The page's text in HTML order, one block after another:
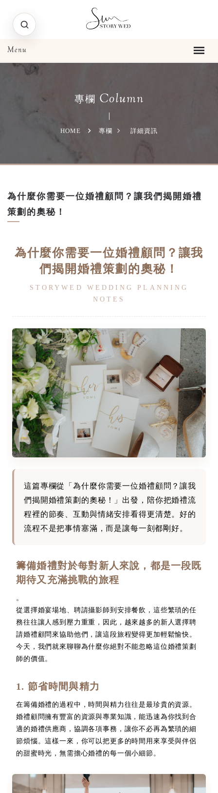
專欄 Column
HOME 專欄 詳細資訊
為什麼你需要一位婚禮顧問？讓我們揭開婚禮
策劃的奧秘！
為什麼你需要一位婚禮顧問？讓我
們揭開婚禮策劃的奧秘！
STORYWED WEDDING PLANNING
NOTES
這篇專欄從「為什麼你需要一位婚禮顧問？讓我
們揭開婚禮策劃的奧秘！」出發，陪你把婚禮流
程裡的節奏、互動與情緒安排看得更清楚。好的
流程不是把事情塞滿，而是讓每一刻都剛好。
籌備婚禮對於每對新人來說，都是一段既
期待又充滿挑戰的旅程
。
從選擇婚宴場地、聘請攝影師到安排餐飲，這些繁瑣的任
務往往讓人感到壓力重重，因此，越來越多的新人選擇聘
請婚禮顧問來協助他們，讓這段旅程變得更加輕鬆愉快。
今天，我們就來聊聊為什麼你絕對不能忽略這位婚禮策劃
師的價值。
1. 節省時間與精力
在籌備婚禮的過程中，時間與精力往往是最珍貴的資源。
婚禮顧問擁有豐富的資源與專業知識，能迅速為你找到合
適的婚禮供應商，協調各項事務，讓你不必再為繁瑣的細
節煩惱。這樣一來，你可以把更多的時間用來享受與伴侶
的甜蜜時光，無需擔心婚禮的每一個小細節。